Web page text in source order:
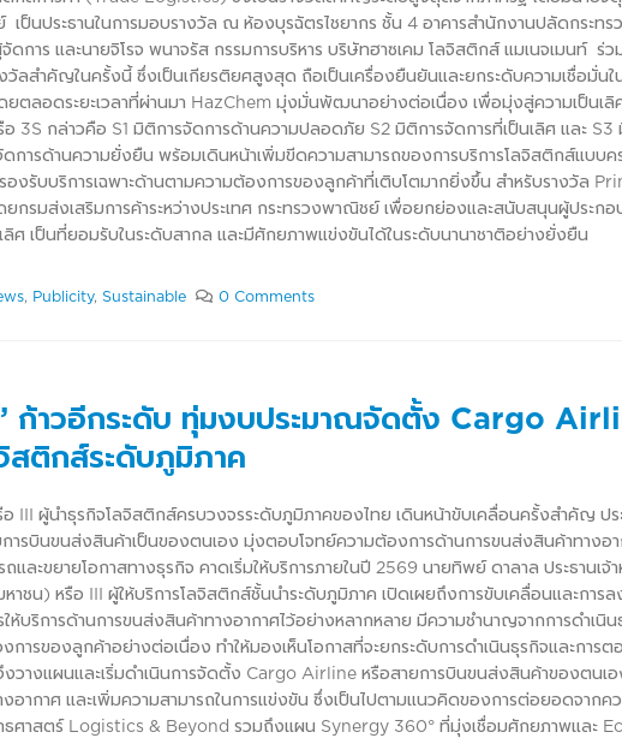
เป็นประธานในการมอบรางวัล ณ ห้องบุรฉัตรไชยากร ชั้น 4 อาคารสำนักงานปลัดกระท
การ และนายจิโรจ พนาจรัส กรรมการบริหาร บริษัทฮาซเคม โลจิสติกส์ แมเนจเมนท์ ร่วม
วัลสำคัญในครั้งนี้ ซึ่งเป็นเกียรติยศสูงสุด ถือเป็นเครื่องยืนยันและยกระดับความเชื่อมั่น
ดยตลอดระยะเวลาที่ผ่านมา HazChem มุ่งมั่นพัฒนาอย่างต่อเนื่อง เพื่อมุ่งสู่ความเป็นเลิ
3S กล่าวคือ S1 มิติการจัดการด้านความปลอดภัย S2 มิติการจัดการที่เป็นเลิศ และ S3
การด้านความยั่งยืน พร้อมเดินหน้าเพิ่มขีดความสามารถของการบริการโลจิสติกส์แบบค
งรับบริการเฉพาะด้านตามความต้องการของลูกค้าที่เติบโตมากยิ่งขึ้น สำหรับรางวัล
รมส่งเสริมการค้าระหว่างประเทศ กระทรวงพาณิชย์ เพื่อยกย่องและสนับสนุนผู้ประกอ
ลิศ เป็นที่ยอมรับในระดับสากล และมีศักยภาพแข่งขันได้ในระดับนานาชาติอย่างยั่งยืน
, Publicity,Sustainable 0 Comments
’ ก้าวอีกระดับ ทุ่มงบประมาณจัดตั้ง Cargo
สติกส์ระดับภูมิภาค
อ III ผู้นำธุรกิจโลจิสติกส์ครบวงจรระดับภูมิภาคของไทย เดินหน้าขับเคลื่อนครั้งสำคัญ ป
รบินขนส่งสินค้าเป็นของตนเอง มุ่งตอบโจทย์ความต้องการด้านการขนส่งสินค้าทางอา
และขยายโอกาสทางธุรกิจ คาดเริ่มให้บริการภายในปี 2569 นายทิพย์ ดาลาล ประธานเจ้
าชน) หรือ III ผู้ให้บริการโลจิสติกส์ชั้นนำระดับภูมิภาค เปิดเผยถึงการขับเคลื่อนและการ
บริการด้านการขนส่งสินค้าทางอากาศไว้อย่างหลากหลาย มีความชำนาญจากการดำเนิน
การของลูกค้าอย่างต่อเนื่อง ทำให้มองเห็นโอกาสที่จะยกระดับการดำเนินธุรกิจและการ
งวางแผนและเริ่มดำเนินการจัดตั้ง Cargo Airline หรือสายการบินขนส่งสินค้าของตนเอ
อากาศ และเพิ่มความสามารถในการแข่งขัน ซึ่งเป็นไปตามแนวคิดของการต่อยอดจากค
ธศาสตร์ Logistics & Beyond รวมถึงแผน Synergy 360° ที่มุ่งเชื่อมศักยภาพและ